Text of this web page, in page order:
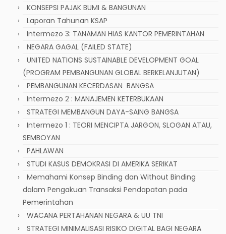
KONSEPSI PAJAK BUMI & BANGUNAN
Laporan Tahunan KSAP
Intermezo 3: TANAMAN HIAS KANTOR PEMERINTAHAN
NEGARA GAGAL (FAILED STATE)
UNITED NATIONS SUSTAINABLE DEVELOPMENT GOAL
(PROGRAM PEMBANGUNAN GLOBAL BERKELANJUTAN)
PEMBANGUNAN KECERDASAN BANGSA
Intermezo 2 : MANAJEMEN KETERBUKAAN
STRATEGI MEMBANGUN DAYA-SAING BANGSA
Intermezo 1 : TEORI MENCIPTA JARGON, SLOGAN ATAU,
SEMBOYAN
PAHLAWAN
STUDI KASUS DEMOKRASI DI AMERIKA SERIKAT
Memahami Konsep Binding dan Without Binding
dalam Pengakuan Transaksi Pendapatan pada
Pemerintahan
WACANA PERTAHANAN NEGARA & UU TNI
STRATEGI MINIMALISASI RISIKO DIGITAL BAGI NEGARA